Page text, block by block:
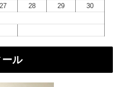
27 28 29
30
ル